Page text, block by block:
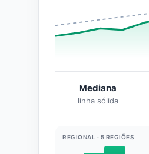
Mediana
linha sólida
REGIONAL · 5 REGIÕES